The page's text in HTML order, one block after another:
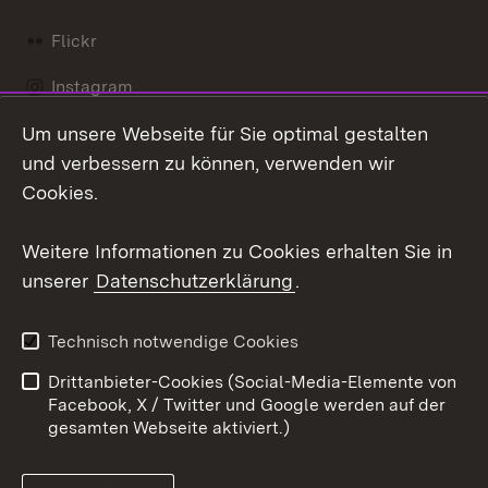
Flickr
Instagram
Social Wall
Barrierefreiheit
Benutzungshinweise
Impressum
Cookies
Um unsere Webseite für Sie optimal gestalten
und verbessern zu können, verwenden wir
Cookies.
Weitere Informationen zu Cookies erhalten Sie in
unserer Datenschutzerklärung.
Technisch notwendige Cookies
Drittanbieter-Cookies (Social-Media-Elemente von
Facebook, X / Twitter und Google werden auf der
gesamten Webseite aktiviert.)